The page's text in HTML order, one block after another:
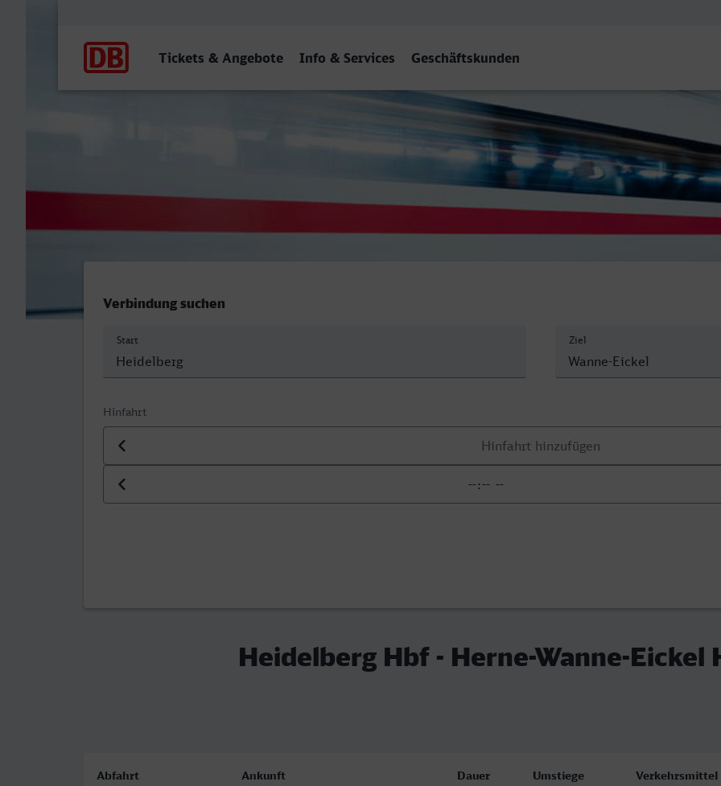
Tickets & Angebote Info & Services Geschäftskunden
Heidelberg Hbf - Herne-Wanne-Eickel Hbf
Verbindung suchen
Start Ziel
Hinfahrt
Datum der Hinfahrt
Uhrzeit der Hinfahrt
Heidelberg Hbf - Herne-Wanne-Eickel
Abfahrt Ankunft Dauer Umstiege Verkehrsmittel